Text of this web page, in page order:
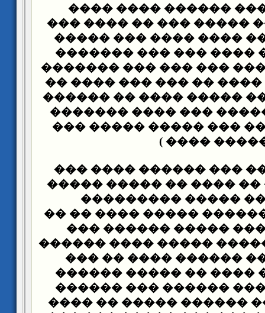
������� ����
������ �� ��� �����
���� ����� �� ����
������� ��� ���� ���
��� �� ��� ����� ���
�� ������ �� ���� ��
������ �� ���� �����
���� ����� ����� ���
��� ���� (���� ���
����� ����
��� ��� ����� ���
���� ���� �� �� ����
������ ��� �����
�������� ��������
���� �� ����� �����
����� ����� �����
��� ��� ���� ������
����� ����� ���� ��
���� ����� ���
��� ��� ����� ������